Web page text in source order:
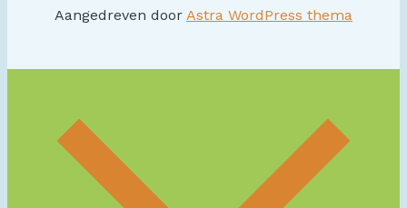
Aangedreven door Astra WordPress thema